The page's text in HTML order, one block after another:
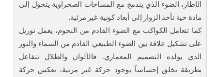
الإطار، الضوء الذي يندمج مع المساحات الصحراوية يتحول إلى
مادة حية تأخذ الزوار إلى أبعاد كونية غير مرئية.
كما تتعامل الكواكب مع الضوء القادم من النجوم، يعمل توريل
على تشكيل علاقة بين الضوء الطبيعي القادم من السماء والنور
الذي يولده التصميم المعماري. فالألوان والظلال تتفاعل
بطريقة تخلق إحساساً بوجود حركة غير مرئية، تعكس حركة